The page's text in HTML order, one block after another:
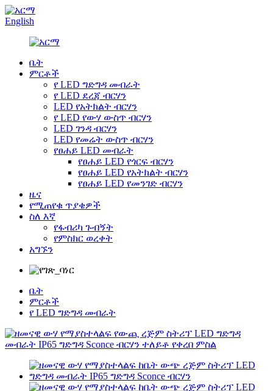
English
ቤት
ምርቶች
የ LED ግድግዳ መብራት
የ LED ደረጃ ብርሃን
LED የአትክልት ብርሃን
የ LED የውሃ ውስጥ ብርሃን
LED ገንዳ ብርሃን
LED የመሬት ውስጥ ብርሃን
የፀሐይ LED መብራት
የፀሐይ LED የጎርፍ ብርሃን
የፀሐይ LED የአትክልት ብርሃን
የፀሐይ LED የመንገድ ብርሃን
ዜና
የሚጠየቁ ጥያቄዎች
ስለ እኛ
የፋብሪካ ጉብኝት
የምስክር ወረቀት
አግኙን
ቤት
ምርቶች
የ LED ግድግዳ መብራት